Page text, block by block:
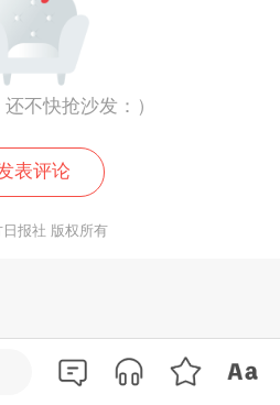
不快抢沙发：）
表评论
报社 版权所有
发送